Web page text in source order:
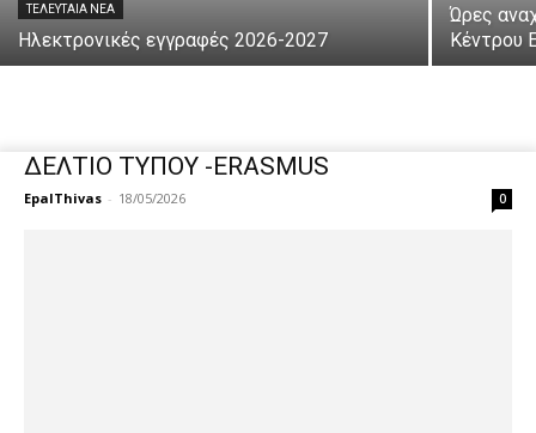
ΤΕΛΕΥΤΑΊΑ ΝΈΑ
Ηλεκτρονικές εγγραφές 2026-2027
Ώρες
Κέντρου
ΔΕΛΤΙΟ ΤΥΠΟΥ -ERASMUS
EpalThivas - 18/05/2026 0